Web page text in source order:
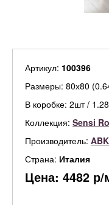
Артикул: 100396
Размеры: 80х80
В коробке: 2шт /
Коллекция: Sensi
Производитель: ABK
Страна: Италия
Цена: 4482 р/